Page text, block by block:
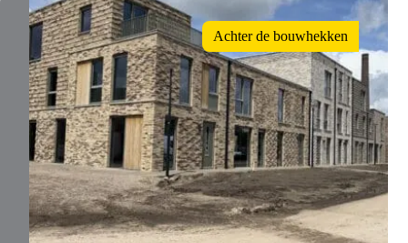
Achter de bouwhekken